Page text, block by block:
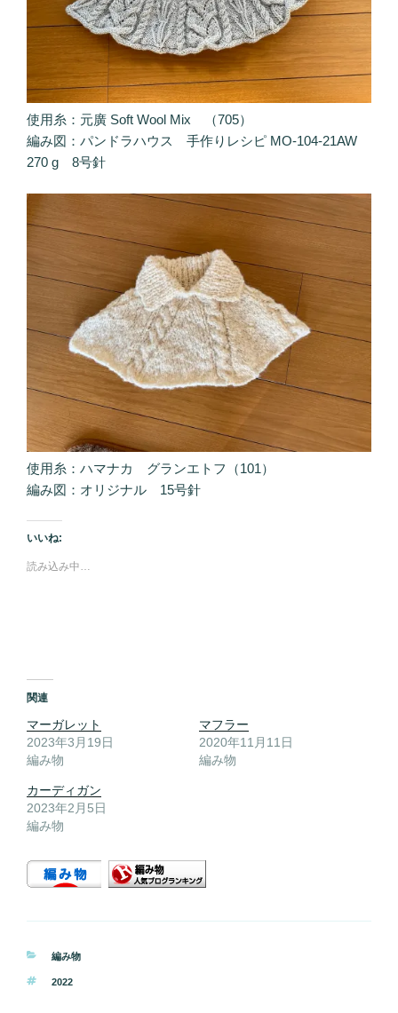
使用糸：元廣 Soft Wool Mix （705）
編み図：パンドラハウス 手作りレシピ MO-104-21AW
270 g 8号針
使用糸：ハマナカ グランエトフ（101）
編み図：オリジナル 15号針
いいね:
読み込み中…
関連
マーガレット
2023年3月19日
編み物
マフラー
2020年11月11日
編み物
カーディガン
2023年2月5日
編み物
カ
ゴ
編み物
タ
2022